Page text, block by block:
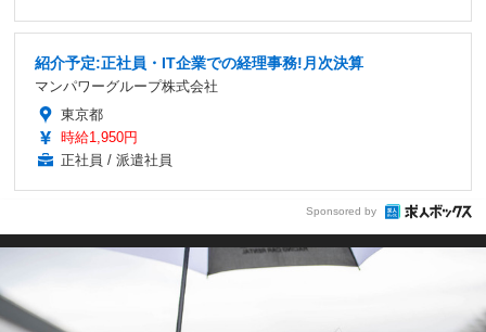
紹介予定:正社員・IT企業での経理事務!月次決算
マンパワーグループ株式会社
東京都
時給1,950円
正社員 / 派遣社員
Sponsored by